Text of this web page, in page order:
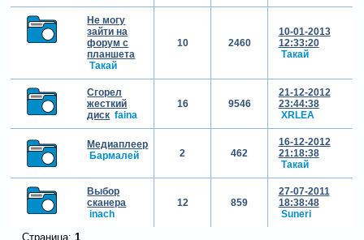
Не могу
зайти на
форум с
планшета
Такай
10 2460
10-01-2013
12:33:20
Такай
Сгорел
жесткий
диск faina
16 9546
21-12-2012
23:44:38
XRLEA
Медиаплеер
Бармалей
2 462
16-12-2012
21:18:38
Такай
Выбор
сканера
inach
12 859
27-07-2011
18:38:48
Suneri
Страница: 1